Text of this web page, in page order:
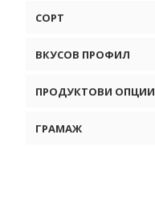
СОРТ
ВКУСОВ ПРОФИЛ
ПРОДУКТОВИ ОПЦИИ
ГРАМАЖ